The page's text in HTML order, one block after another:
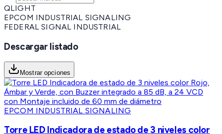
QLIGHT
EPCOM INDUSTRIAL SIGNALING
FEDERAL SIGNAL INDUSTRIAL
Descargar listado
Mostrar opciones
EPCOM INDUSTRIAL SIGNALING
Torre LED Indicadora de estado de 3 niveles color